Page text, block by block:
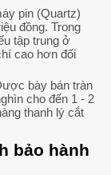
pin (Quartz)
đồng. Trong
tập trung ở
cao hơn đối
bày bán tràn
cho đến 1 - 2
thanh lý cắt
bảo hành